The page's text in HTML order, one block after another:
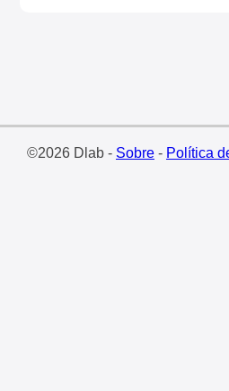
©2026 Dlab - Sobre- Política